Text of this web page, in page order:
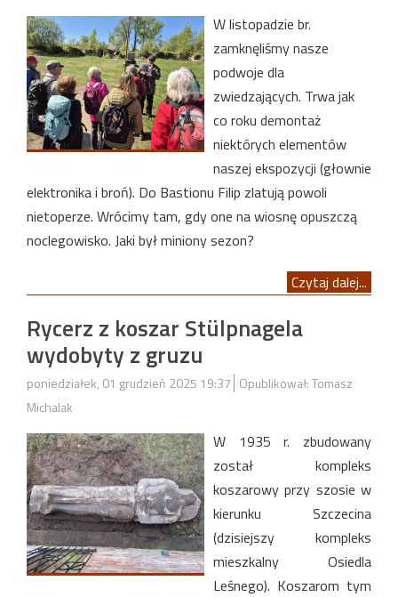
W listopadzie br.
zamknęliśmy nasze
podwoje dla
zwiedzających. Trwa jak
co roku demontaż
niektórych elementów
naszej ekspozycji (głownie
elektronika i broń). Do Bastionu Filip zlatują powoli
nietoperze. Wrócimy tam, gdy one na wiosnę opuszczą
noclegowisko. Jaki był miniony sezon?
Czytaj dalej...
Rycerz z koszar Stülpnagela
wydobyty z gruzu
poniedziałek, 01 grudzień 2025 19:37 Opublikował: Tomasz
Michalak
W 1935 r. zbudowany
został kompleks
koszarowy przy szosie w
kierunku Szczecina
(dzisiejszy kompleks
mieszkalny Osiedla
Leśnego). Koszarom tym